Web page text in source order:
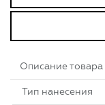
Описание товара
Тип нанесения